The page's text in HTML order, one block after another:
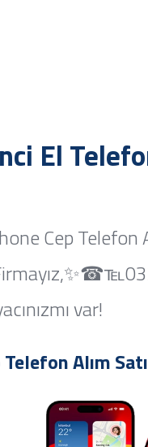
El
Cep Telefon
var!
Telefon Alım